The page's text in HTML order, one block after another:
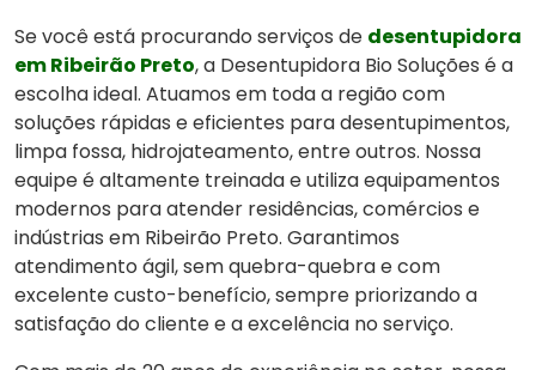
Se você está procurando serviços de desentupidora
em Ribeirão Preto, a Desentupidora Bio Soluções é a
escolha ideal. Atuamos em toda a região com
soluções rápidas e eficientes para desentupimentos,
limpa fossa, hidrojateamento, entre outros. Nossa
equipe é altamente treinada e utiliza equipamentos
modernos para atender residências, comércios e
indústrias em Ribeirão Preto. Garantimos
atendimento ágil, sem quebra-quebra e com
excelente custo-benefício, sempre priorizando a
satisfação do cliente e a excelência no serviço.